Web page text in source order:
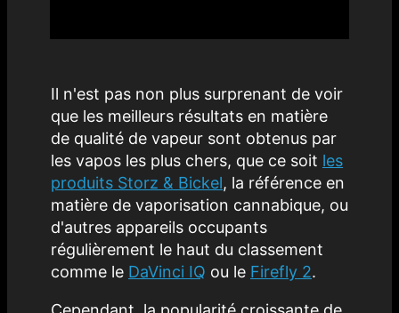
Il n'est pas non plus surprenant de voir
que les meilleurs résultats en matière
de qualité de vapeur sont obtenus par
les vapos les plus chers, que ce soit les
produits Storz & Bickel, la référence en
matière de vaporisation cannabique, ou
d'autres appareils occupants
régulièrement le haut du classement
comme le DaVinci IQ ou le Firefly 2.